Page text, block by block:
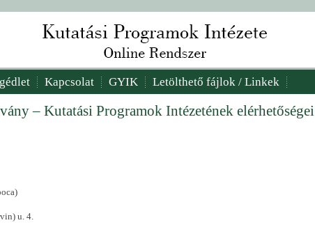
Kapcsolat GYIK Letölthető fájlok / Linkek
– Kutatási Programok Intézetének elérhetőségei
u. 4.